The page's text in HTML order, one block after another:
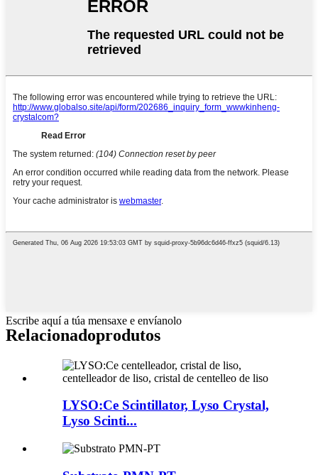
Escribe aquí a túa mensaxe e envíanolo
Relacionadoprodutos
LYSO:Ce Scintillator, Lyso Crystal,
Lyso Scinti...